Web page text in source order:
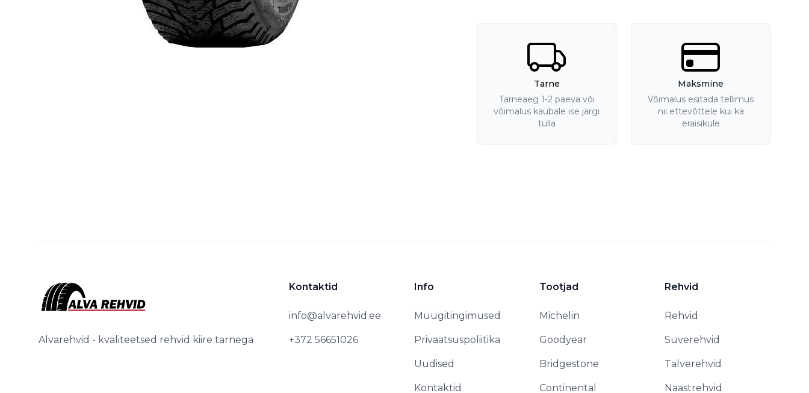
Tarne
Tarneaeg 1-2 päeva või
võimalus kaubale ise järgi
tulla
Maksmine
Võimalus esitada tellimus
nii ettevõttele kui ka
eraisikule
Alvarehvid - kvaliteetsed rehvid kiire tarnega
Kontaktid
info@alvarehvid.ee
+372 56651026
Info
Müügitingimused
Privaatsuspoliitika
Uudised
Kontaktid
Tootjad
Michelin
Goodyear
Bridgestone
Continental
Rehvid
Rehvid
Suverehvid
Talverehvid
Naastrehvid